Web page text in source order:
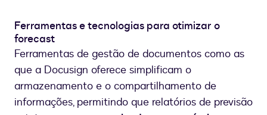
Ferramentas e tecnologias para otimizar o
forecast
Ferramentas de gestão de documentos como as
que a Docusign oferece simplificam o
armazenamento e o compartilhamento de
informações, permitindo que relatórios de previsão